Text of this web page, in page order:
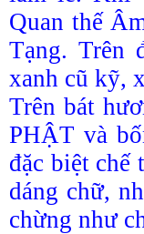
Quan thế
Tạng. Trên
xanh cũ kỹ,
Trên bát
PHẬT và
đặc biệt chế
dáng chữ,
chừng như